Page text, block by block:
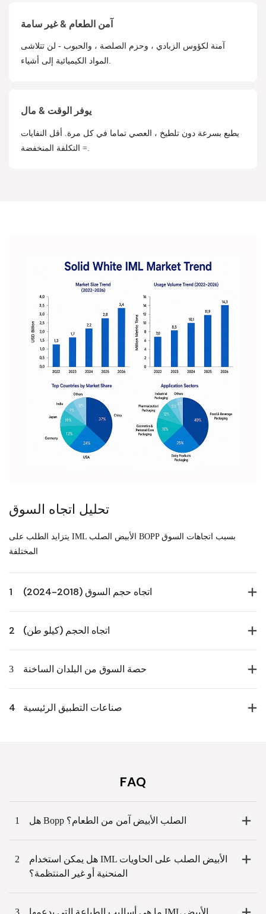
آمن الطعام & غير سامة
آمنة لكؤوس الزبادي ، وحزم الصلصة ، والحبوب - لن تتلاشى
يوفر الوقت & مال
يطبع بسرعة دون تلطيخ ، العصي تماما في كل مرة. أقل النفايات
تحليل اتجاه السوق
يتزايد الطلب على IML الأبيض الصلب BOPP بسبب اتجاهات السوق
المختلفة
1 اتجاه حجم السوق (2018-2024)
2 اتجاه الحجم (كيلو طن)
3 حصة السوق من البلدان الساخنة
4 صناعات التطبيق الرئيسية
FAQ
1 هل Bopp الصلب الأبيض آمن من الطعام؟
2
هل يمكن استخدام IML الأبيض الصلب على الحاويات
المنحنية أو غير المنتظمة؟